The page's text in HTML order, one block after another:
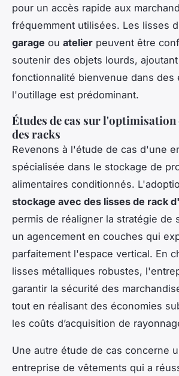
pour un accès rapide aux
fréquemment utilisées. Les lisses
garage ou atelier peuvent être
soutenir des objets lourds,
fonctionnalité bienvenue dans des
l'outillage est prédominant.
Études de cas sur l'optimisation
des racks
Revenons à l'étude de cas d'une
spécialisée dans le stockage de
alimentaires conditionnés.
stockage avec des lisses de rack
permis de réaligner la stratégie de
un agencement en couches qui
parfaitement l'espace vertical. En
lisses métalliques robustes,
garantir la sécurité des
tout en réalisant des économies
les coûts d’acquisition de
Une autre étude de cas concerne
entreprise de vêtements qui a